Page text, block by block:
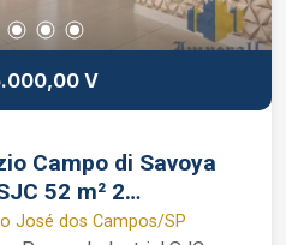
V
Campo di Savoya
52 m² 2
José dos Campos/SP